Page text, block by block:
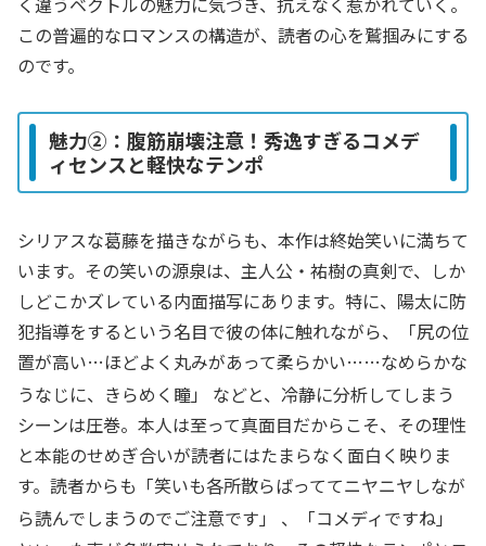
この普遍的なロマンスの構造が、読者の心を鷲掴みにする
のです。
魅力②：腹筋崩壊注意！秀逸すぎるコメデ
ィセンスと軽快なテンポ
シリアスな葛藤を描きながらも、本作は終始笑いに満ちて
います。その笑いの源泉は、主人公・祐樹の真剣で、しか
しどこかズレている内面描写にあります。特に、陽太に防
犯指導をするという名目で彼の体に触れながら、「尻の位
置が高い…ほどよく丸みがあって柔らかい……なめらかな
うなじに、きらめく瞳」 などと、冷静に分析してしまう
シーンは圧巻。本人は至って真面目だからこそ、その理性
と本能のせめぎ合いが読者にはたまらなく面白く映りま
す。読者からも「笑いも各所散らばっててニヤニヤしなが
ら読んでしまうのでご注意です」 、「コメディですね」